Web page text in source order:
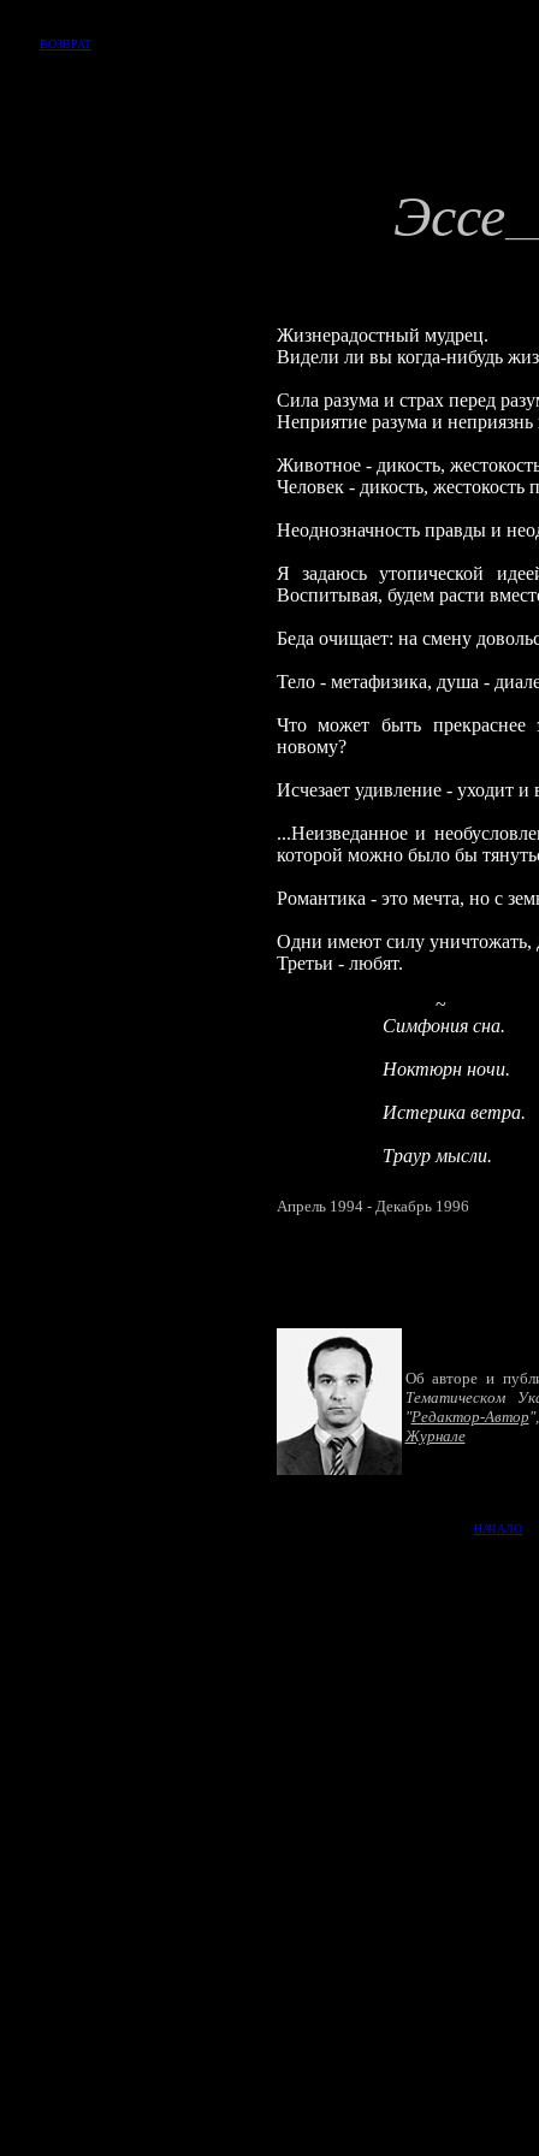
ВОЗВРАТ
Эссе
Жизнерадостный мудрец.
Видели ли вы когда-нибудь
Сила разума и страх перед
Неприятие разума и неприязнь
Животное - дикость,
Человек - дикость, жестокость
Неоднозначность правды и
Я задаюсь утопической
Воспитывая, будем расти
Беда очищает: на смену
Тело - метафизика, душа -
Что может быть прекраснее
новому?
Исчезает удивление - уходит и
...Неизведанное и
которой можно было бы
Романтика - это мечта, но с
Одни имеют силу уничтожать,
Третьи - любят.
~
Симфония сна.
Ноктюрн ночи.
Истерика ветра.
Траур мысли.
Апрель 1994 - Декабрь1996
Об авторе и
Тематическом
"Редактор-Автор
Журнале
НАЧАЛО